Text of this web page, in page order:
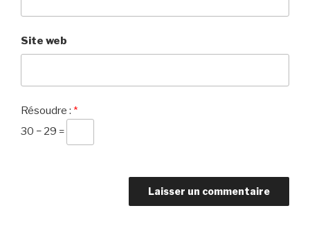
Site web
Résoudre : *
30 − 29 =